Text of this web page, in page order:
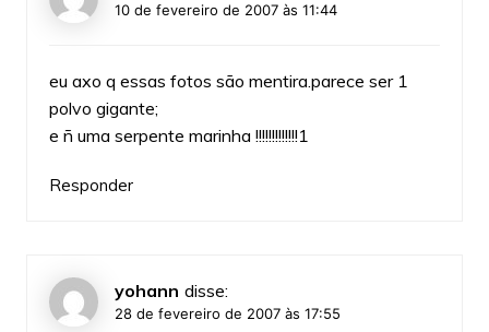
10 de fevereiro de 2007 às 11:44
eu axo q essas fotos são mentira.parece ser 1
polvo gigante;
e ñ uma serpente marinha !!!!!!!!!!!!!1
Responder
yohann disse:
28 de fevereiro de 2007 às 17:55